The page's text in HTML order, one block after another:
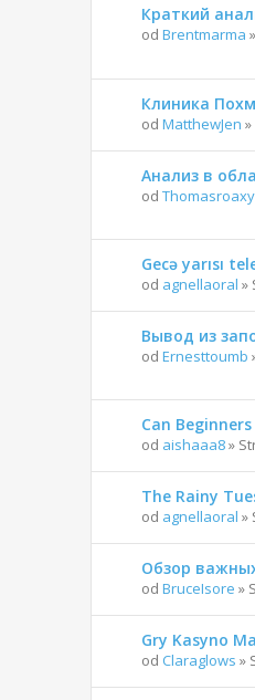
Краткий
od Brentmarma
Клиника
od MatthewJen
Анализ в
od Thomasroaxy
Gecə yarısı
od agnellaoral »
Вывод из
od Ernesttoumb
Can
od aishaaa8»
The Rainy
od agnellaoral »
Обзор
od BruceIsore »
Gry Kasyno
od Claraglows »